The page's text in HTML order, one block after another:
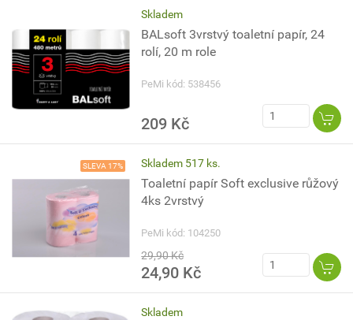
Skladem
BALsoft 3vrstvý toaletní papír, 24
rolí, 20 m role
PeMi kód: 538456
209 Kč
SLEVA 17% Skladem 517 ks.
Toaletní papír Soft exclusive růžový
4ks 2vrstvý
PeMi kód: 104250
29,90 Kč
24,90 Kč
Skladem